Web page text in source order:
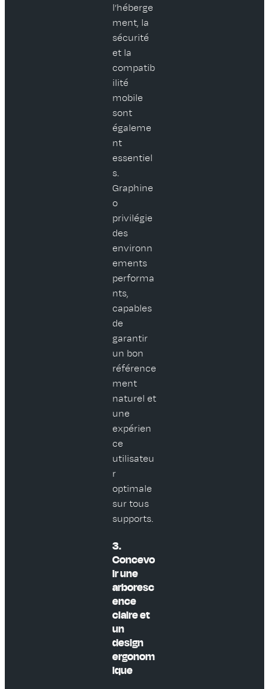
l’héberge
ment, la
sécurité
et la
compatib
ilité
mobile
sont
égaleme
nt
essentiel
s.
Graphine
o
privilégie
des
environn
ements
performa
nts,
capables
de
garantir
un bon
référence
ment
naturel et
une
expérien
ce
utilisateu
r
optimale
sur tous
supports.
3.
Concevo
ir une
arboresc
ence
claire et
un
design
ergonom
ique